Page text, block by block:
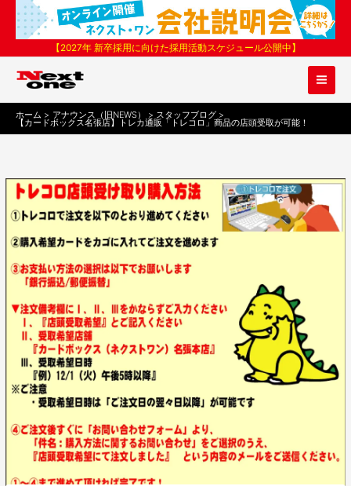
ス
【2027年 新卒採用に向けた採用活動スケジュール公開中】
ホーム アナウンス（旧NEWS） スタッフブログ
【カードボックス名張店】トレカ通販「トレコロ」商品の店頭受取が可能！